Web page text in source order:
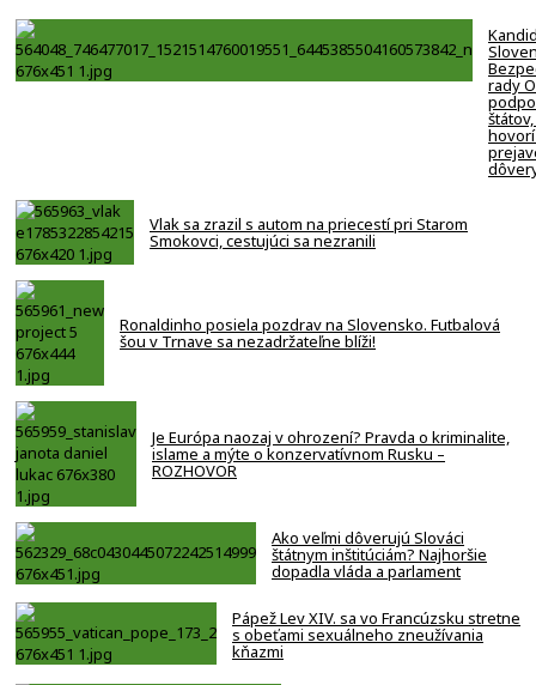
rady
Vlak sa zrazil s autom na priecestí pri Starom
Smokovci, cestujúci sa nezranili
Ronaldinho posiela pozdrav na Slovensko. Futbalová
šou v Trnave sa nezadržateľne blíži!
Je Európa naozaj v ohrození? Pravda o kriminalite,
islame a mýte o konzervatívnom Rusku –
ROZHOVOR
Ako veľmi dôverujú Slováci
štátnym inštitúciám? Najhoršie
dopadla vláda a parlament
Pápež Lev XIV. sa vo Francúzsku stretne
s obeťami sexuálneho zneužívania
kňazmi